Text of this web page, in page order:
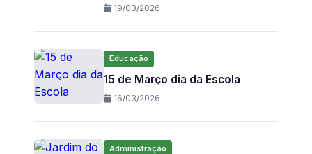
19/03/2026
Educação
15 de Março dia da Escola
16/03/2026
Administração